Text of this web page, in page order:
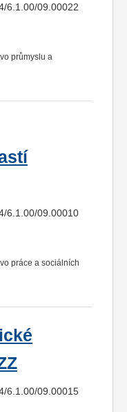
6.1.00/09.00022
průmyslu a
6.1.00/09.00010
práce a sociálních
6.1.00/09.00015